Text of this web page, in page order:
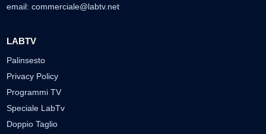
email: commerciale@labtv.net
LABTV
Palinsesto
Privacy Policy
Programmi TV
Speciale LabTv
Doppio Taglio